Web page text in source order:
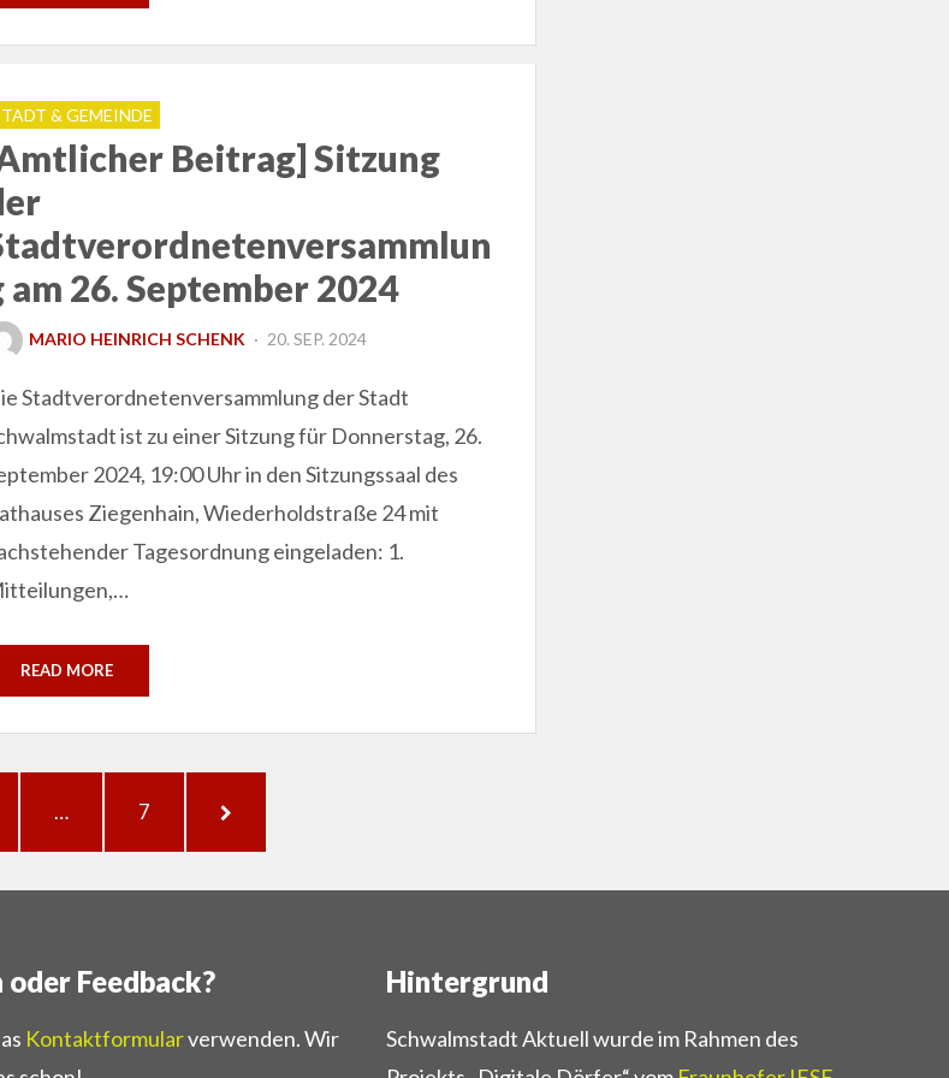
& GEMEINDE
Beitrag] Sitzung
am 26. September 2024
MARIO HEINRICH SCHENK
POSTED
20. SEP. 2024
Stadtverordnetenversammlung der Stadt
ist zu einer Sitzung für Donnerstag, 26.
2024, 19:00 Uhr in den Sitzungssaal des
Ziegenhain, Wiederholdstraße 24 mit
Tagesordnung eingeladen: 1.
READ MORE
… PAGE
7
NEXT
PAGE
oder Feedback?
Kontaktformularverwenden. Wir
Hintergrund
Schwalmstadt Aktuell wurde im Rahmen des